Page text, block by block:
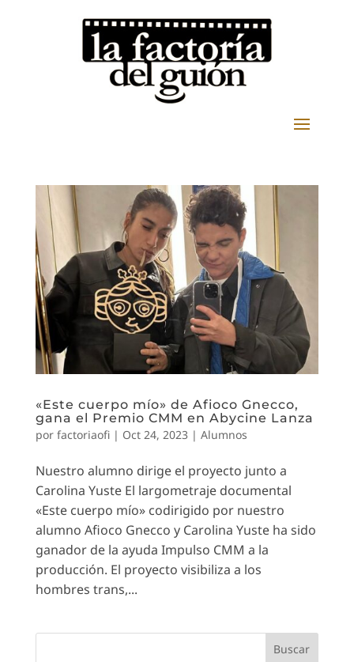
«Este cuerpo mío» de Afioco Gnecco,
gana el Premio CMM en Abycine Lanza
por factoriaofi| Oct 24, 2023| Alumnos
Nuestro alumno dirige el proyecto junto a
Carolina Yuste El largometraje documental​
«Este cuerpo mío» codirigido por nuestro
alumno Afioco Gnecco y Carolina Yuste ha sido
ganador de la ayuda Impulso CMM a la
producción. El proyecto visibiliza a los
hombres trans,...